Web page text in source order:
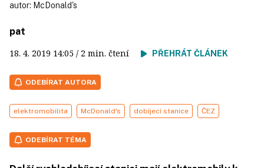
autor: McDonald's
pat
18. 4. 2019 14:05 / 2 min. čtení PŘEHRÁT ČLÁNEK
ODEBÍRAT AUTORA
elektromobilita McDonald's dobíjecí stanice ČEZ
ODEBÍRAT TÉMA